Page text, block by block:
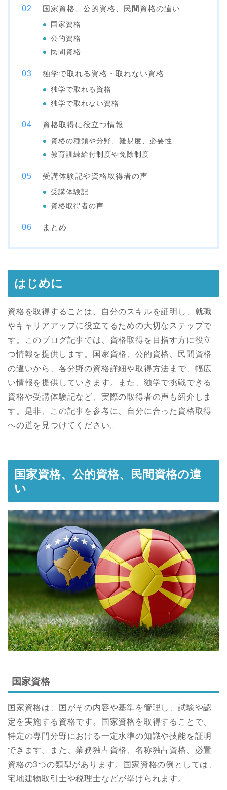
国家資格、公的資格、民間資格の違い
国家資格
公的資格
民間資格
独学で取れる資格・取れない資格
独学で取れる資格
独学で取れない資格
資格取得に役立つ情報
資格の種類や分野、難易度、必要性
教育訓練給付制度や免除制度
受講体験記や資格取得者の声
受講体験記
資格取得者の声
まとめ
はじめに
資格を取得することは、自分のスキルを証明し、就職
やキャリアアップに役立てるための大切なステップで
す。このブログ記事では、資格取得を目指す方に役立
つ情報を提供します。国家資格、公的資格、民間資格
の違いから、各分野の資格詳細や取得方法まで、幅広
い情報を提供していきます。また、独学で挑戦できる
資格や受講体験記など、実際の取得者の声も紹介しま
す。是非、この記事を参考に、自分に合った資格取得
への道を見つけてください。
国家資格、公的資格、民間資格の違
い
国家資格
国家資格は、国がその内容や基準を管理し、試験や認
定を実施する資格です。国家資格を取得することで、
特定の専門分野における一定水準の知識や技能を証明
できます。また、業務独占資格、名称独占資格、必置
資格の3つの類型があります。国家資格の例としては、
宅地建物取引士や税理士などが挙げられます。